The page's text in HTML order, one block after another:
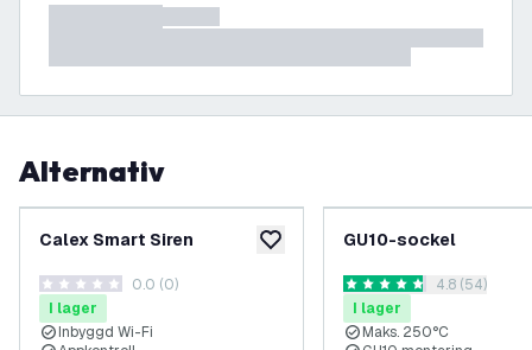
Alternativ
lägg till i önskelistan
Calex Smart Siren
0 stjärnbetyg 0.0 (0)
I lager
Inbyggd Wi-Fi
GU10-sockel
öppna
4.8 stjärnbetyg4.8 (54)
I lager
Maks. 250°C